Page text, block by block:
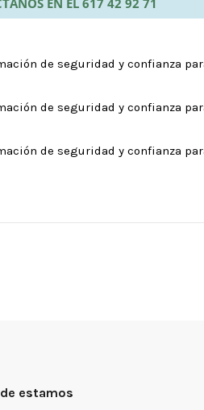
de seguridad y confianza
de seguridad y confianza
de seguridad y confianza
estamos